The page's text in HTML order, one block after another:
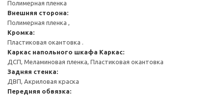
Полимерная пленка
Внешняя сторона:
Полимерная пленка ,
Кромка:
Пластиковая окантовка .
Каркас напольного шкафа Каркас:
ДСП, Меламиновая пленка, Пластиковая окантовка
Задняя стенка:
ДВП, Акриловая краска
Передняя обвязка: